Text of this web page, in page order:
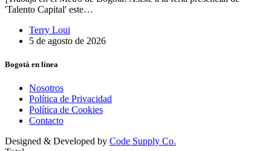
'Talento Capital' este…
Terry Loui
5 de agosto de 2026
Bogotá en línea
Nosotros
Política de Privacidad
Política de Cookies
Contacto
Designed & Developed by Code Supply Co.